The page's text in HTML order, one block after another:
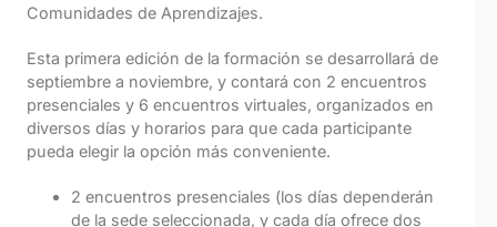
Comunidades de Aprendizajes.
Esta primera edición de la formación se desarrollará de
septiembre a noviembre, y contará con 2 encuentros
presenciales y 6 encuentros virtuales, organizados en
diversos días y horarios para que cada participante
pueda elegir la opción más conveniente.
2 encuentros presenciales (los días dependerán
de la sede seleccionada, y cada día ofrece dos